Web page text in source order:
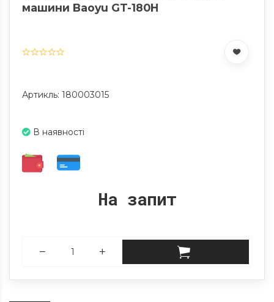
машини Baoyu GT-180H
Артикль: 180003015
В наявності
На запит